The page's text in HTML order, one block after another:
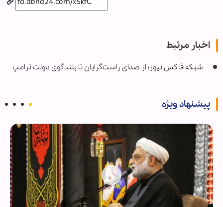
اخبار مرتبط
شبکه فاکس نیوز؛ از صدای راست‌گرایان تا بلندگوی دولت ترامپ
پیشنهاد ویژه